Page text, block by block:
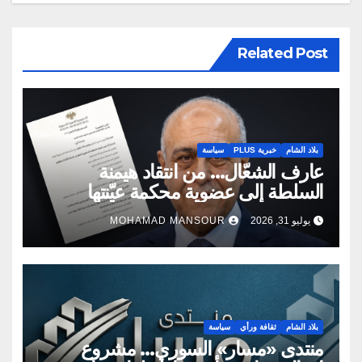
Related Post
بلاد الشام خبرية PLUS سياسة
عارف الشعّال… من انتقاد هيمنة
السلطة إلى عضوية محكمة عيّنتها
السلطة
يوليو 31, 2026 MOHAMAD MANSOUR
بلاد الشام ثقافة ورأي سياسة
منتدى «مسار» السوري… مشروع